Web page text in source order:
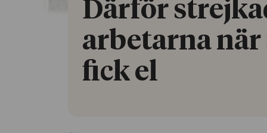
Därför
arbetarna när
fick el